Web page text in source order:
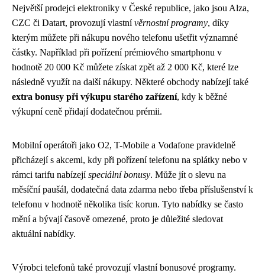
Největší prodejci elektroniky v České republice, jako jsou Alza,
CZC či Datart, provozují vlastnívěrnostní programy, díky
kterým můžete při nákupu nového telefonu ušetřit významné
částky. Například při pořízení prémiového smartphonu v
hodnotě 20 000 Kč můžete získat zpět až 2 000 Kč, které lze
následně využít na další nákupy. Některé obchody nabízejí také
extra bonusy při výkupu starého zařízení, kdy k běžné
výkupní ceně přidají dodatečnou prémii.
Mobilní operátoři jako O2, T-Mobile a Vodafone pravidelně
přicházejí s akcemi, kdy při pořízení telefonu na splátky nebo v
rámci tarifu nabízejíspeciální bonusy. Může jít o slevu na
měsíční paušál, dodatečná data zdarma nebo třeba příslušenství k
telefonu v hodnotě několika tisíc korun. Tyto nabídky se často
mění a bývají časově omezené, proto je důležité sledovat
aktuální nabídky.
Výrobci telefonů také provozují vlastní bonusové programy.